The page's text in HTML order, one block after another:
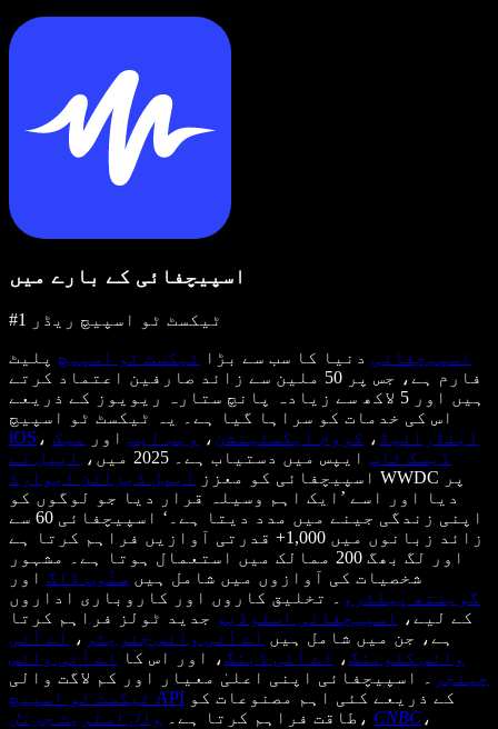
اسپیچفائی کے بارے میں
#1 ٹیکسٹ ٹو اسپیچ ریڈر
اسپیچفائی دنیا کا سب سے بڑا ٹیکسٹ ٹو اسپیچ پلیٹ
فارم ہے، جس پر 50 ملین سے زائد صارفین اعتماد کرتے
ہیں اور 5 لاکھ سے زیادہ پانچ ستارہ ریویوز کے ذریعے
اس کی خدمات کو سراہا گیا ہے۔ یہ ٹیکسٹ ٹو اسپیچ
iOS ، اینڈرائیڈ ، کروم ایکسٹینشن ، ویب ایپ اور
میک
ڈیسک ٹاپ ایپس میں دستیاب ہے۔ 2025 میں،
ایپل نے
اسپیچفائی کو معزز
ایپل ڈیزائن ایوارڈ
WWDC پر
دیا اور اسے ’ایک اہم وسیلہ قرار دیا جو لوگوں کو
اپنی زندگی جینے میں مدد دیتا ہے۔‘ اسپیچفائی 60 سے
زائد زبانوں میں 1,000+ قدرتی آوازیں فراہم کرتا ہے
اور لگ بھگ 200 ممالک میں استعمال ہوتا ہے۔ مشہور
شخصیات کی آوازوں میں شامل ہیں سنُوپ ڈاگ اور
گوینتھ پیلٹرو
۔ تخلیق کاروں اور کاروباری اداروں
کے لیے،
اسپیچفائی اسٹوڈیو جدید ٹولز فراہم کرتا
ہے، جن میں شامل ہیں اے آئی وائس جنریٹر ،
اے آئی
وائس کلوننگ، اے آئی ڈبنگ، اور اس کا
اے آئی وائس
چینجر
۔ اسپیچفائی اپنی اعلیٰ معیار اور کم لاگت والی
ٹیکسٹ ٹو اسپیچ API
طاقت فراہم کرتا ہے۔
وال اسٹریٹ جرنل ، CNBC ،